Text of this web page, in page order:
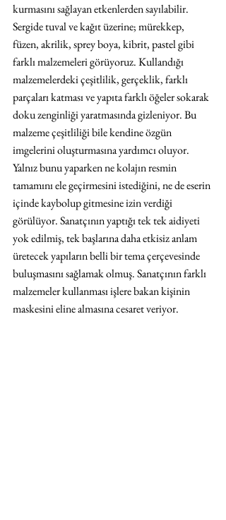
kurmasını sağlayan etkenlerden sayılabilir.
Sergide tuval ve kağıt üzerine; mürekkep,
füzen, akrilik, sprey boya, kibrit, pastel gibi
farklı malzemeleri görüyoruz. Kullandığı
malzemelerdeki çeşitlilik, gerçeklik, farklı
parçaları katması ve yapıta farklı öğeler sokarak
doku zenginliği yaratmasında gizleniyor. Bu
malzeme çeşitliliği bile kendine özgün
imgelerini oluşturmasına yardımcı oluyor.
Yalnız bunu yaparken ne kolajın resmin
tamamını ele geçirmesini istediğini, ne de eserin
içinde kaybolup gitmesine izin verdiği
görülüyor. Sanatçının yaptığı tek tek aidiyeti
yok edilmiş, tek başlarına daha etkisiz anlam
üretecek yapıların belli bir tema çerçevesinde
buluşmasını sağlamak olmuş. Sanatçının farklı
malzemeler kullanması işlere bakan kişinin
maskesini eline almasına cesaret veriyor.